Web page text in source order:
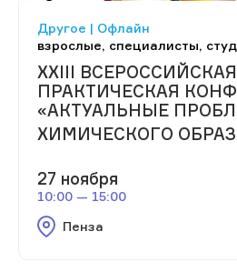
Другое | Офлайн
взрослые, специалисты,
XXIII
ПРАКТИЧЕСКАЯ
«АКТУАЛЬНЫЕ
ХИМИЧЕСКОГО
27 ноября
10:00 — 15:00
Пенза